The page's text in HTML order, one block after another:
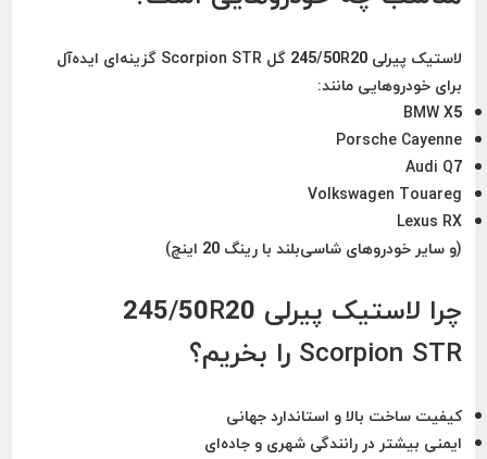
لاستیک پیرلی 245/50R20 گل Scorpion STR گزینه‌ای ایده‌آل
برای خودروهایی مانند:
BMW X5
Porsche Cayenne
Audi Q7
Volkswagen Touareg
Lexus RX
(و سایر خودروهای شاسی‌بلند با رینگ 20 اینچ)
چرا لاستیک پیرلی 245/50R20
Scorpion STR را بخریم؟
کیفیت ساخت بالا و استاندارد جهانی
ایمنی بیشتر در رانندگی شهری و جاده‌ای